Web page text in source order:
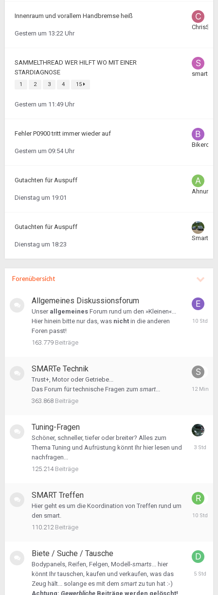
Innenraum und vorallem Handbremse heiß
Gestern um 13:22 Uhr
SAMMELTHREAD WER HILFT WO MIT EINER
STARDIAGNOSE
1 2 3 4 15
Gestern um 11:49 Uhr
Fehler P0900 tritt immer wieder auf
Gestern um 09:54 Uhr
Gutachten für Auspuff
Dienstag um 19:01
Gutachten für Auspuff
Dienstag um 18:23
Smarty-
Forenübersicht
Allgemeines Diskussionsforum
Unser allgemeines Forum rund um den »Kleinen«...
Hier hinein bitte nur das, was nicht in die anderen
Foren passt!
163.779 Beiträge
10
SMARTe Technik
Trust+, Motor oder Getriebe...
Das Forum für technische Fragen zum smart...
363.868 Beiträge
12
Tuning-Fragen
Schöner, schneller, tiefer oder breiter? Alles zum
Thema Tuning und Aufrüstung könnt Ihr hier lesen und
nachfragen...
125.214 Beiträge
3
SMART Treffen
Hier geht es um die Koordination von Treffen rund um
den smart.
110.212 Beiträge
10
Biete / Suche / Tausche
Bodypanels, Reifen, Felgen, Modell-smarts... hier
könnt Ihr tauschen, kaufen und verkaufen, was das
Zeug hält... solange es mit dem smart zu tun hat :-)
Achtung: Gewerbliche Beiträge werden gelöscht!
5